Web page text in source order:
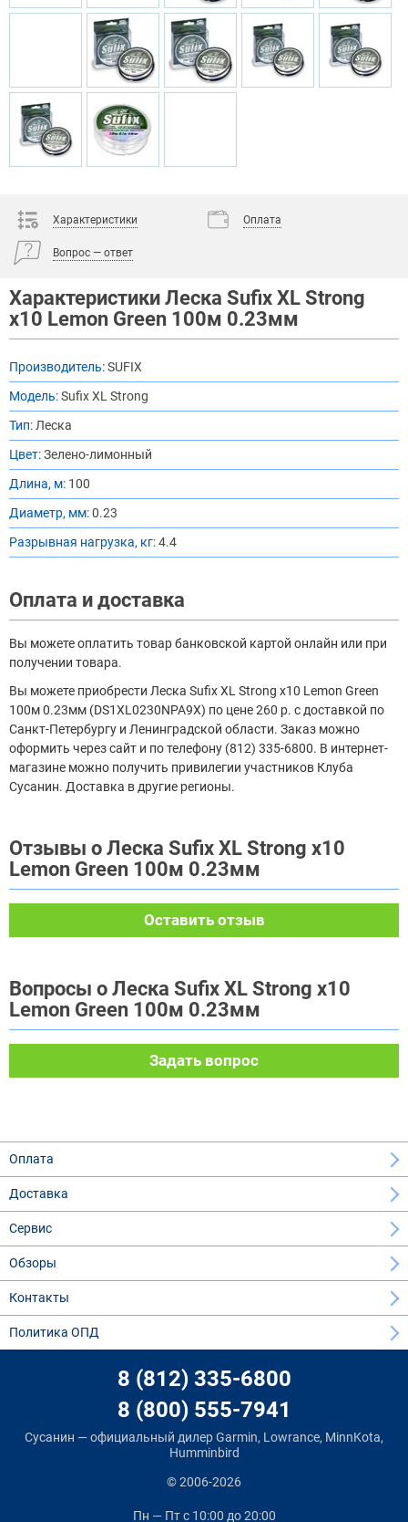
Характеристики Оплата
Вопрос — ответ
Характеристики Леска Sufix XL Strong
x10 Lemon Green 100м 0.23мм
Производитель:SUFIX
Модель:Sufix XL Strong
Тип: Леска
Цвет:Зелено-лимонный
Длина, м: 100
Диаметр, мм:0.23
Разрывная нагрузка, кг:4.4
Оплата и доставка
Вы можете оплатить товар банковской картой онлайн или при
получении товара.
Вы можете приобрести Леска Sufix XL Strong x10 Lemon Green
100м 0.23мм (DS1XL0230NPA9X) по цене 260 р. с доставкой по
Санкт-Петербургу и Ленинградской области. Заказ можно
оформить через сайт и по телефону (812) 335-6800. В интернет-
магазине можно получить привилегии участников Клуба
Сусанин. Доставка в другие регионы.
Отзывы о Леска Sufix XL Strong x10
Lemon Green 100м 0.23мм
Оставить отзыв
Вопросы о Леска Sufix XL Strong x10
Lemon Green 100м 0.23мм
Задать вопрос
Оплата
Доставка
Сервис
Обзоры
Контакты
Политика ОПД
8 (812) 335-6800
8 (800) 555-7941
Сусанин — официальный дилер Garmin, Lowrance, MinnKota,
Humminbird
© 2006-2026
Пн — Птс 10:00 до 20:00